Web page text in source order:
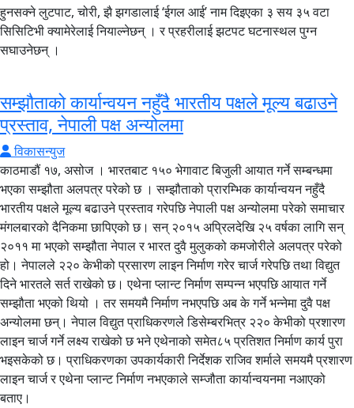
हुनसक्ने लुटपाट, चोरी, झै झगडालाई ‘ईगल आई’ नाम दिइएका ३ सय ३५ वटा
सिसिटिभी क्यामेरेलाई नियाल्नेछन् । र प्रहरीलाई झटपट घटनास्थल पुग्न
सघाउनेछन् ।
सम्झौताको कार्यान्वयन नहुँदै भारतीय पक्षले मूल्य बढाउने
प्रस्ताव, नेपाली पक्ष अन्योलमा
विकासन्युज
काठमाडौं १७, असोज । भारतबाट १५० भेगावाट बिजुली आयात गर्ने सम्बन्धमा
भएका सम्झौता अलपत्र परेको छ । सम्झौताको प्रारम्भिक कार्यान्वयन नहुँदै
भारतीय पक्षले मूल्य बढाउने प्रस्ताव गरेपछि नेपाली पक्ष अन्योलमा परेको समाचार
मंगलबारको दैनिकमा छापिएको छ। सन् २०१५ अप्रिलदेखि २५ वर्षका लागि सन्
२०११ मा भएको सम्झौता नेपाल र भारत दुवै मुलुकको कमजोरीले अलपत्र परेको
हो। नेपालले २२० केभीको प्रसारण लाइन निर्माण गरेर चार्ज गरेपछि तथा विद्युत
दिने भारतले सर्त राखेको छ। एथेना प्लान्ट निर्माण सम्पन्न भएपछि आयात गर्ने
सम्झौता भएको थियो । तर समयमै निर्माण नभएपछि अब के गर्ने भन्नेमा दुवै पक्ष
अन्योलमा छन्। नेपाल विद्युत प्राधिकरणले डिसेम्बरभित्र २२० केभीको प्रशारण
लाइन चार्ज गर्ने लक्ष्य राखेको छ भने एथेनाको समेत८५ प्रतिशत निर्माण कार्य पुरा
भइसकेको छ। प्राधिकरणका उपकार्यकारी निर्देशक राजिव शर्माले समयमै प्रशारण
लाइन चार्ज र एथेना प्लान्ट निर्माण नभएकाले सम्जौता कार्यान्वयनमा नआएको
बताए।